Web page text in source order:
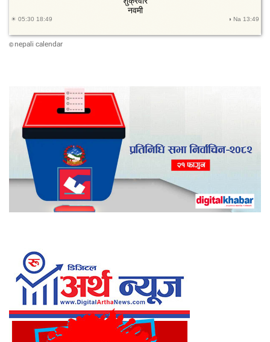
© nepali calendar